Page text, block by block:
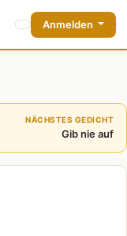
Anmelden
NÄCHSTES GEDICHT
Gib nie auf